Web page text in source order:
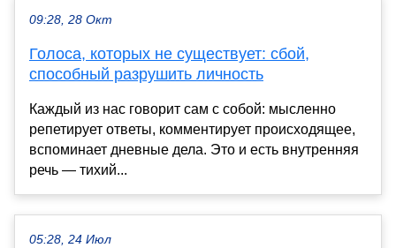
09:28, 28 Окт
Голоса, которых не существует: сбой,
способный разрушить личность
Каждый из нас говорит сам с собой: мысленно
репетирует ответы, комментирует происходящее,
вспоминает дневные дела. Это и есть внутренняя
речь — тихий...
05:28, 24 Июл